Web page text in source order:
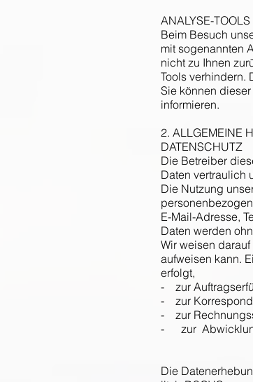
ANALYSE-
Beim Besuch
mit sogenannten
nicht zu Ihnen
Tools verhindern.
Sie können
informieren.
2. ALLGEMEINE
DATENSCHUTZ
Die Betreiber
Daten vertraulich
Die Nutzung
E-Mail-Adresse,
Daten werden
Wir weisen
aufweisen kann.
erfolgt,
- zur
- zur
- zur
- zur Abwicklung
Die